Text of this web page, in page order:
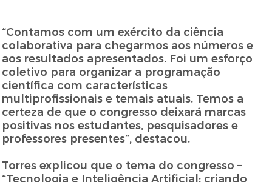
“Contamos com um exército da ciência
colaborativa para chegarmos aos números e
aos resultados apresentados. Foi um esforço
coletivo para organizar a programação
científica com características
multiprofissionais e temais atuais. Temos a
certeza de que o congresso deixará marcas
positivas nos estudantes, pesquisadores e
professores presentes”, destacou.
Torres explicou que o tema do congresso –
“Tecnologia e Inteligência Artificial: criando